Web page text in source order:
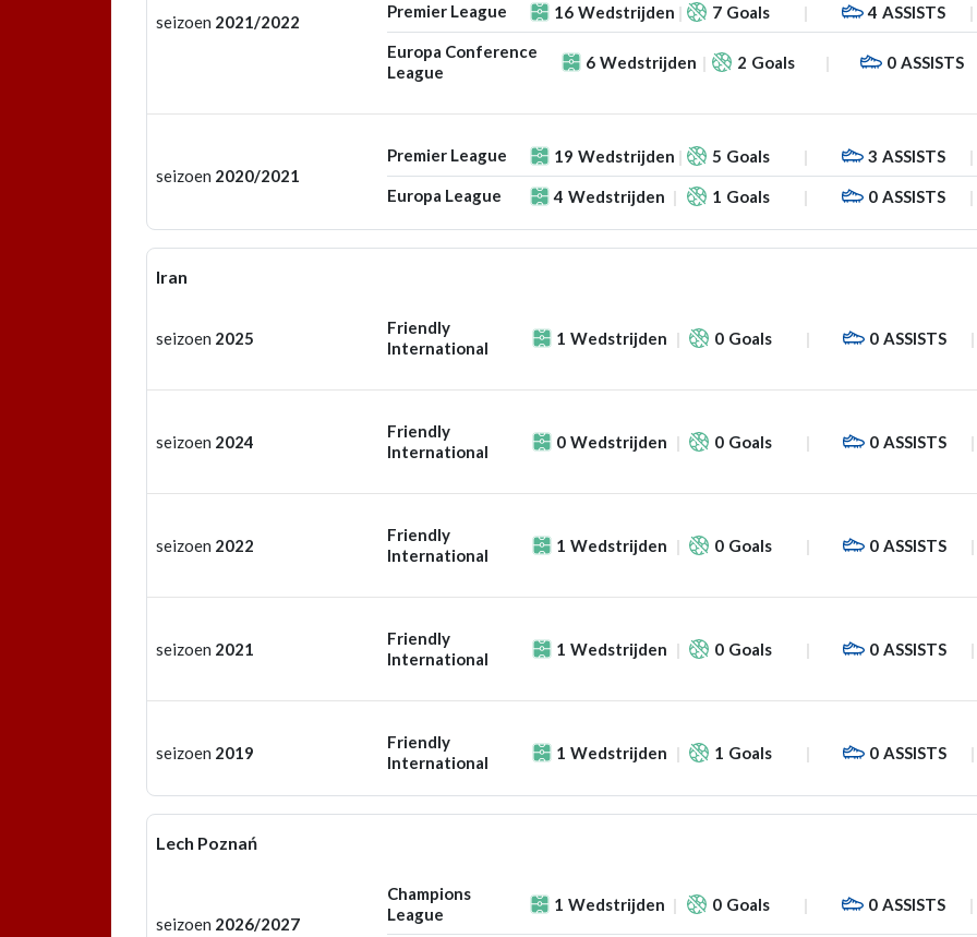
seizoen 2021/2022
Premier League 16 Wedstrijden 7 Goals 4 ASSISTS
Europa Conference
League
6 Wedstrijden 2 Goals 0 ASSISTS
seizoen 2020/2021
Premier League 19 Wedstrijden 5 Goals 3 ASSISTS
Europa League 4 Wedstrijden 1 Goals 0 ASSISTS
Iran
seizoen 2025
Friendly
International
1 Wedstrijden 0 Goals 0 ASSISTS
seizoen 2024
Friendly
International
0 Wedstrijden 0 Goals 0 ASSISTS
seizoen 2022
Friendly
International
1 Wedstrijden 0 Goals 0 ASSISTS
seizoen 2021
Friendly
International
1 Wedstrijden 0 Goals 0 ASSISTS
seizoen 2019
Friendly
International
1 Wedstrijden 1 Goals 0 ASSISTS
Lech Poznań
seizoen 2026/2027
Champions
League
1 Wedstrijden 0 Goals 0 ASSISTS